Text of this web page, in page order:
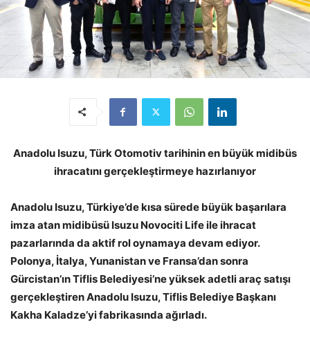
Anadolu Isuzu, Türk Otomotiv tarihinin en büyük midibüs
ihracatını gerçekleştirmeye hazırlanıyor
Anadolu Isuzu, Türkiye’de kısa sürede büyük başarılara
imza atan midibüsü Isuzu Novociti Life ile ihracat
pazarlarında da aktif rol oynamaya devam ediyor.
Polonya, İtalya, Yunanistan ve Fransa’dan sonra
Gürcistan’ın Tiflis Belediyesi’ne yüksek adetli araç satışı
gerçekleştiren Anadolu Isuzu, Tiflis Belediye Başkanı
Kakha Kaladze’yi fabrikasında ağırladı.